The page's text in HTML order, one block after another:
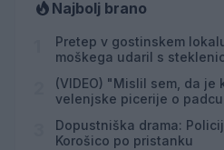
Najbolj brano
Pretep v gostinskem
moškega udaril s
(VIDEO) "Mislil sem, da je
velenjske picerije o
Dopustniška drama:
Korošico po pristanku